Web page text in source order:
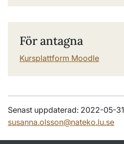
För antagna
Kursplattform Moodle
Senast uppdaterad: 2022-05-31 |
susanna.olsson@nateko.lu.se